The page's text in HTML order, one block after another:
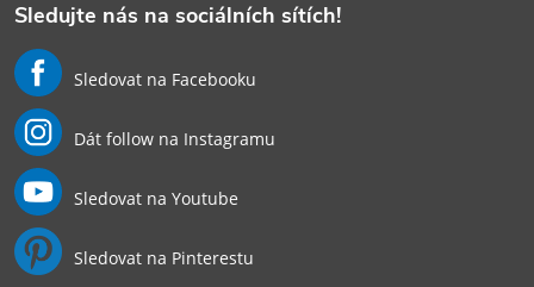
Sledujte nás na sociálních sítích!
Sledovat na Facebooku
Dát follow na Instagramu
Sledovat na Youtube
Sledovat na Pinterestu